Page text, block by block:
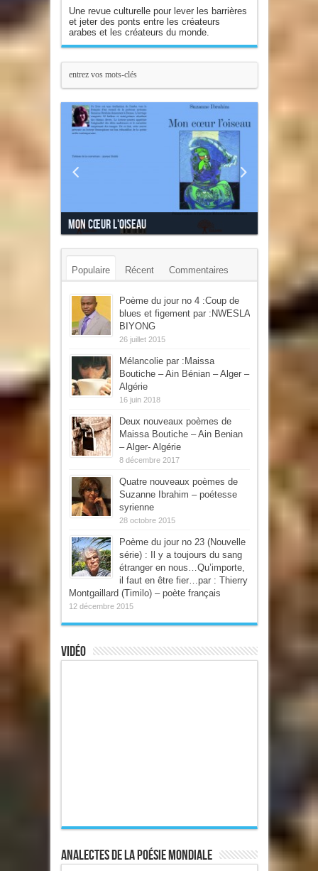
Une revue culturelle pour lever les barrières
et jeter des ponts entre les créateurs
arabes et les créateurs du monde.
Mon cœur l'oiseau
Populaire Récent Commentaires
Mots-clés
Poème du jour no 4 :Coup de
blues et figement par :NWESLA
BIYONG
26 juillet 2015
Mélancolie par :Maissa
Boutiche – Ain Bénian – Alger –
Algérie
16 juin 2018
Deux nouveaux poèmes de
Maissa Boutiche – Ain Benian
– Alger- Algérie
8 décembre 2017
Quatre nouveaux poèmes de
Suzanne Ibrahim – poétesse
syrienne
28 octobre 2015
Poème du jour no 23 (Nouvelle
série) : Il y a toujours du sang
étranger en nous…Qu’importe,
il faut en être fier…par : Thierry
Montgaillard (Timilo) – poète français
12 décembre 2015
Vidéo
Analectes de la poésie mondiale